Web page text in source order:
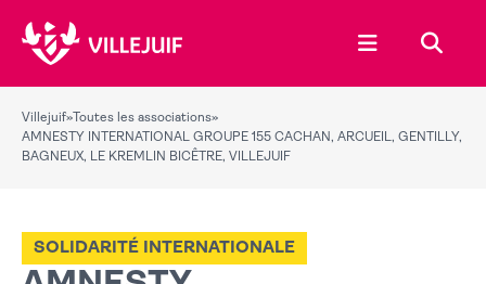
Ouvrir le
Villejuif» Toutes les associations»
AMNESTY INTERNATIONAL GROUPE 155 CACHAN, ARCUEIL, GENTILLY,
BAGNEUX, LE KREMLIN BICÊTRE, VILLEJUIF
SOLIDARITÉ INTERNATIONALE